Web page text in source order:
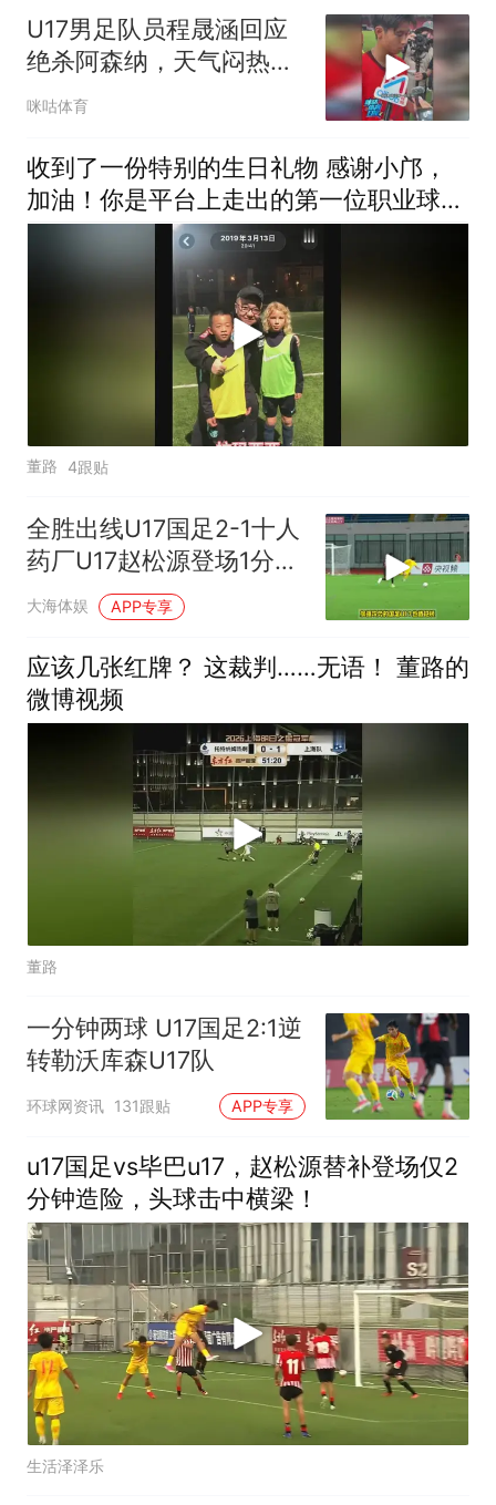
U17男足队员程晟涵回应
绝杀阿森纳，天气闷热不
是借口，队友赵松源太牛
咪咕体育
收到了一份特别的生日礼物 感谢小邝，
加油！你是平台上走出的第一位职业球
员！
董路 4跟贴
全胜出线U17国足2-1十人
药厂U17赵松源登场1分钟
传射
大海体娱 APP专享
应该几张红牌？ 这裁判……无语！ 董路的
微博视频
董路
一分钟两球 U17国足2:1逆
转勒沃库森U17队
环球网资讯 131跟贴 APP专享
u17国足vs毕巴u17，赵松源替补登场仅2
分钟造险，头球击中横梁！
生活泽泽乐